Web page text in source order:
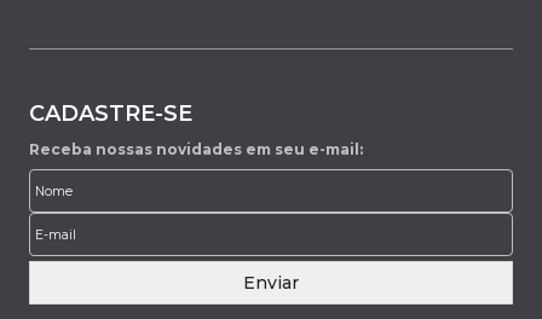
CADASTRE-SE
Receba nossas novidades em seu e-mail:
Enviar